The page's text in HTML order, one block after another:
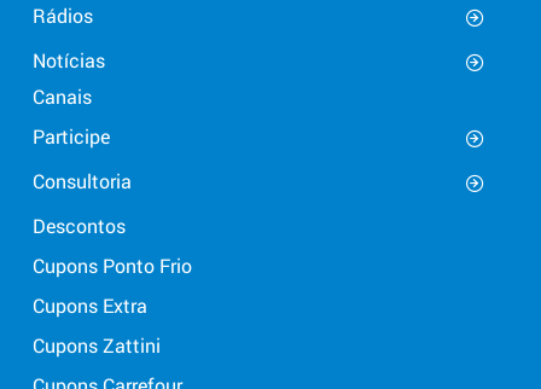
Rádios
Notícias
Canais
Participe
Consultoria
Descontos
Cupons Ponto Frio
Cupons Extra
Cupons Zattini